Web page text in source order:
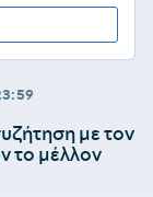
με τον
το μέλλον